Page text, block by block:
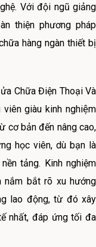
Với đội ngũ giảng
thiện phương pháp
hàng ngàn thiết bị
Chữa Điện Thoại Và
giàu kinh nghiệm
cơ bản đến nâng cao,
học viên, dù bạn là
tảng. Kinh nghiệm
nắm bắt rõ xu hướng
lao động, từ đó xây
nhất, đáp ứng tối đa